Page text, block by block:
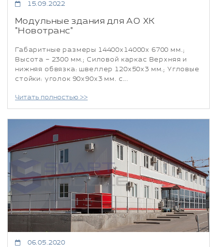
15.09.2022
Модульные здания для АО ХК
"Новотранс"
Габаритные размеры 14400х14000х 6700 мм.;
Высота – 2300 мм.; Силовой каркас Верхняя и
нижняя обвязка: швеллер 120х50х3 мм.; Угловые
стойки: уголок 90х90х3 мм. с...
Читать полностью >>
06.05.2020